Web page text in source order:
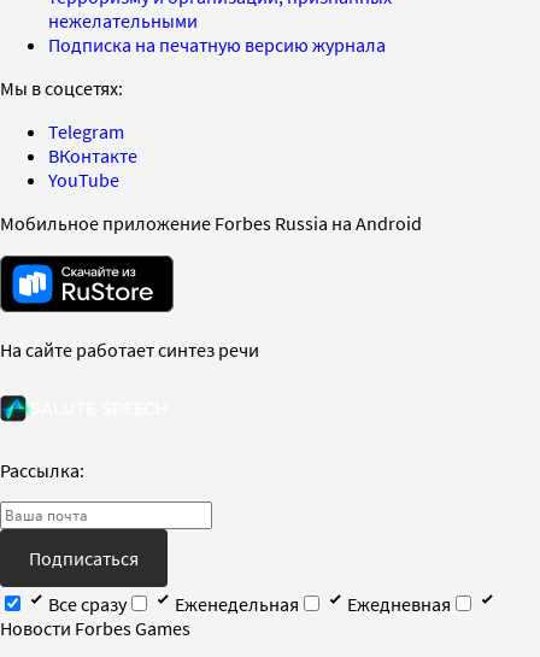
нежелательными
Подписка на печатную версию журнала
Мы в соцсетях:
Telegram
ВКонтакте
YouTube
Мобильное приложение Forbes Russia на Android
На сайте работает синтез речи
Рассылка:
Подписаться
Все сразу
Еженедельная
Ежедневная
Новости Forbes Games